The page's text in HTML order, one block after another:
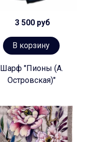
3 500 руб
В корзину
Шарф "Пионы (А.
Островская)"